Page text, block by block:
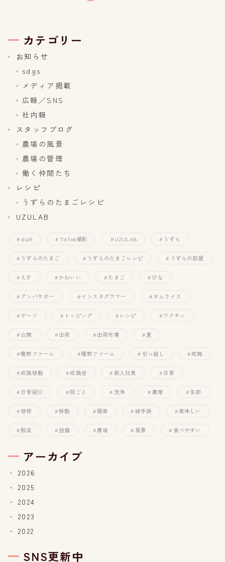
の
ペ
ジ
送
り
カテゴリー
お知らせ
sdgs
メディア掲載
広報／SNS
社内報
スタッフブログ
農場の風景
農場の管理
働く仲間たち
レシピ
うずらのたまごレシピ
UZULAB
staff TikTok撮影 UZULAB うずら
うずらのたまご うずらのたまごレシピ うずらの部屋
えさ かわいい たまご ひな
アンバサダー インスタグラマー オムライス
ゲージ トッピング レシピ ワクチン
公開 出荷 出荷作業 夏
幡野ファーム 幡野ファーム 引っ越し 成鶉
成鶉移動 成鶉舎 新入社員 日常
日常紹介 殻ごと 洗浄 濃厚 生卵
研修 移動 簡単 緑手袋 美味しい
脱走 設備 農場 風景 食べやすい
アーカイブ
2026
2025
2024
2023
2022
SNS更新中